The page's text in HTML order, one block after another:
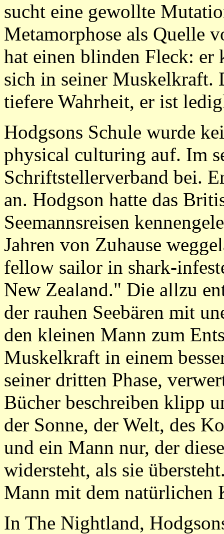
sucht eine gewollte
Metamorphose als Quelle
hat einen blinden Fleck: er
sich in seiner Muskelkraft.
tiefere Wahrheit, er ist
Hodgsons Schule wurde
physical culturing auf. Im
Schriftstellerverband bei.
an. Hodgson hatte das
Seemannsreisen
Jahren von Zuhause
fellow sailor in shark-
New Zealand." Die allzu
der rauhen Seebären mit
den kleinen Mann zum
Muskelkraft in einem
seiner dritten Phase,
Bücher beschreiben klipp
der Sonne, der Welt, des
und ein Mann nur, der
widersteht, als sie
Mann mit dem natürlichen
In The Nightland,